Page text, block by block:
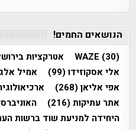
הנושאים החמים!
WAZE (30) אטרקציות
אלי אסקוזידו(99) אמיל
אפי אליאן(268)
אתר עתיקות(216)
היחידה למניעת שוד ברשות